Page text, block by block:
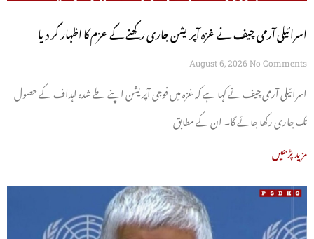
اسرائیلی آرمی چیف نے غزہ آپریشن جاری رکھنے کے عزم کا اظہار کر دیا
August 6, 2026 No Comments
اسرائیلی آرمی چیف نے کہا ہے کہ غزہ میں فوجی آپریشن اپنے طے شدہ اہداف کے حصول
تک جاری رکھا جائے گا۔ ان کے مطابق
مزید پڑھیں